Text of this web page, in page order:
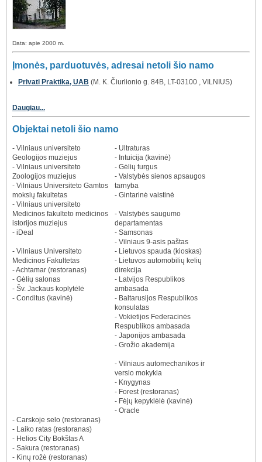
Data: apie 2000 m.
Įmonės, parduotuvės, adresai netoli šio namo
Privati Praktika, UAB (M. K. Čiurlionio g. 84B, LT-03100 , VILNIUS)
Daugiau...
Objektai netoli šio namo
- Vilniaus universiteto
Geologijos muziejus
- Vilniaus universiteto
Zoologijos muziejus
- Vilniaus Universiteto Gamtos
mokslų fakultetas
- Vilniaus universiteto
Medicinos fakulteto medicinos
istorijos muziejus
- iDeal
- Vilniaus Universiteto
Medicinos Fakultetas
- Achtamar (restoranas)
- Gėlių salonas
- Šv. Jackaus koplytėlė
- Conditus (kavinė)
- Ultraturas
- Intuicija (kavinė)
- Gėlių turgus
- Valstybės sienos apsaugos
tarnyba
- Gintarinė vaistinė
- Valstybės saugumo
departamentas
- Samsonas
- Vilniaus 9-asis paštas
- Lietuvos spauda (kioskas)
- Lietuvos automobilių kelių
direkcija
- Latvijos Respublikos
ambasada
- Baltarusijos Respublikos
konsulatas
- Vokietijos Federacinės
Respublikos ambasada
- Japonijos ambasada
- Grožio akademija
- Vilniaus automechanikos ir
verslo mokykla
- Knygynas
- Forest (restoranas)
- Fėjų kepyklėlė (kavinė)
- Oracle
- Carskoje selo (restoranas)
- Laiko ratas (restoranas)
- Helios City Bokštas A
- Sakura (restoranas)
- Kinų rožė (restoranas)